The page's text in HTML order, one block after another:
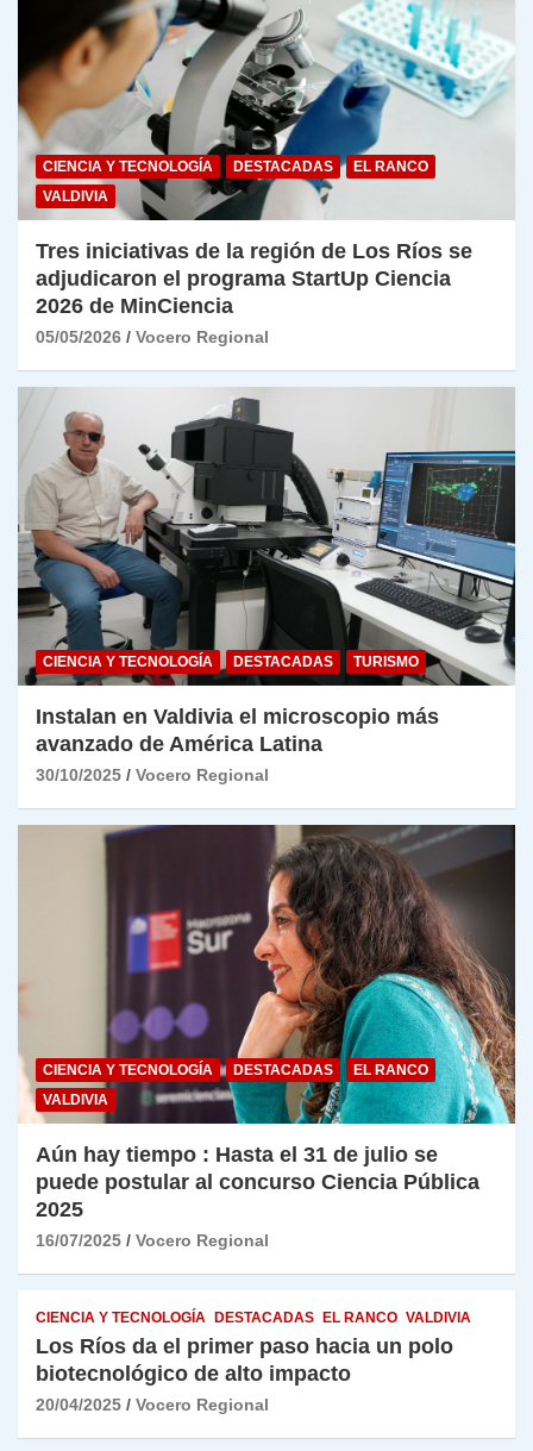
CIENCIA Y TECNOLOGÍA DESTACADAS
EL RANCO
VALDIVIA
Tres iniciativas de la región de Los Ríos se
adjudicaron el programa StartUp Ciencia
2026 de MinCiencia
05/05/2026 Vocero Regional
CIENCIA Y TECNOLOGÍA DESTACADAS TURISMO
Instalan en Valdivia el microscopio más
avanzado de América Latina
30/10/2025 Vocero Regional
CIENCIA Y TECNOLOGÍA DESTACADAS
EL RANCO
VALDIVIA
Aún hay tiempo : Hasta el 31 de julio se
puede postular al concurso Ciencia Pública
2025
16/07/2025 Vocero Regional
CIENCIA Y TECNOLOGÍA DESTACADAS EL RANCO VALDIVIA
Los Ríos da el primer paso hacia un polo
biotecnológico de alto impacto
20/04/2025 Vocero Regional